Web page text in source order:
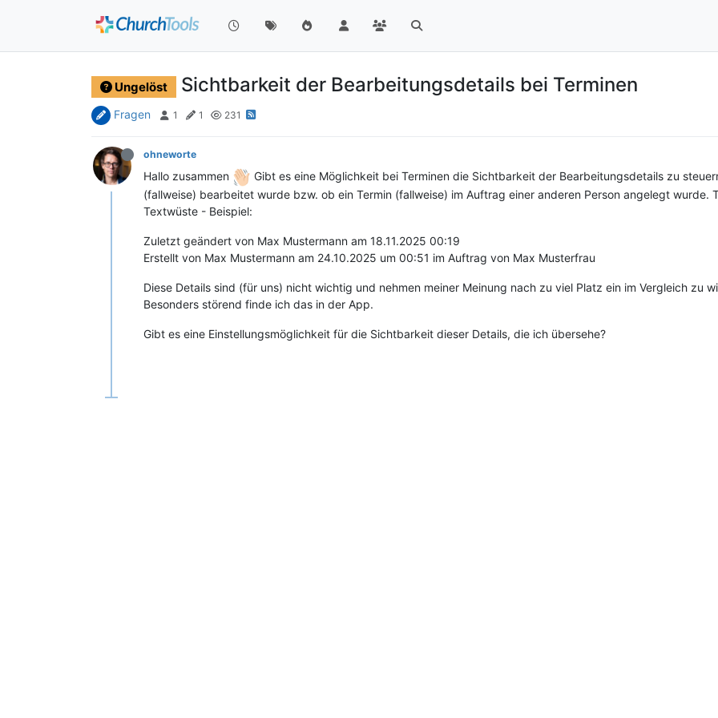
Ungelöst Sichtbarkeit der Bearbeitungsdetails bei Terminen
Fragen 1 1 231
ohneworte
Hallo zusammen
Gibt es eine Möglichkeit bei Terminen die Sichtbarkeit der Bearbeitungsdetails zu
(fallweise) bearbeitet wurde bzw. ob ein Termin (fallweise) im Auftrag einer anderen Person angelegt wurde.
Textwüste - Beispiel:
Zuletzt geändert von Max Mustermann am 18.11.2025 00:19
Erstellt von Max Mustermann am 24.10.2025 um 00:51 im Auftrag von Max Musterfrau
Diese Details sind (für uns) nicht wichtig und nehmen meiner Meinung nach zu viel Platz ein im Vergleich zu
Besonders störend finde ich das in der App.
Gibt es eine Einstellungsmöglichkeit für die Sichtbarkeit dieser Details, die ich übersehe?